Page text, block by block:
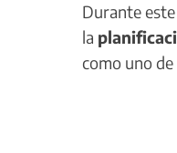
Durante
la
como uno